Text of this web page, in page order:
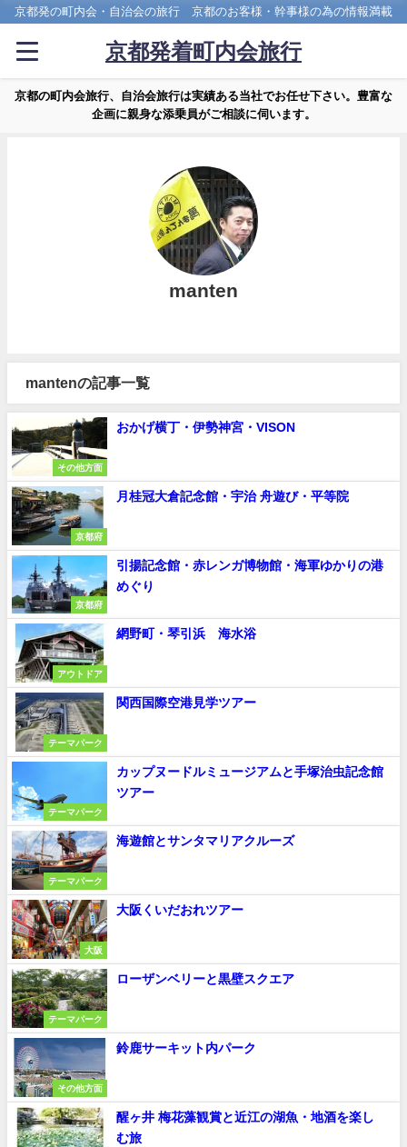
京都発の町内会・自治会の旅行 京都のお客様・幹事様の為の情報満載
京都発着町内会旅行
京都の町内会旅行、自治会旅行は実績ある当社でお任せ下さい。豊富な
企画に親身な添乗員がご相談に伺います。
manten
mantenの記事一覧
その他方面
おかげ横丁・伊勢神宮・VISON
京都府
月桂冠大倉記念館・宇治 舟遊び・平等院
京都府
引揚記念館・赤レンガ博物館・海軍ゆかりの港
めぐり
アウトドア
網野町・琴引浜 海水浴
テーマパーク
関西国際空港見学ツアー
テーマパーク
カップヌードルミュージアムと手塚治虫記念館
ツアー
テーマパーク
海遊館とサンタマリアクルーズ
大阪
大阪くいだおれツアー
テーマパーク
ローザンベリーと黒壁スクエア
その他方面
鈴鹿サーキット内パーク
醒ヶ井 梅花藻観賞と近江の湖魚・地酒を楽し
む旅